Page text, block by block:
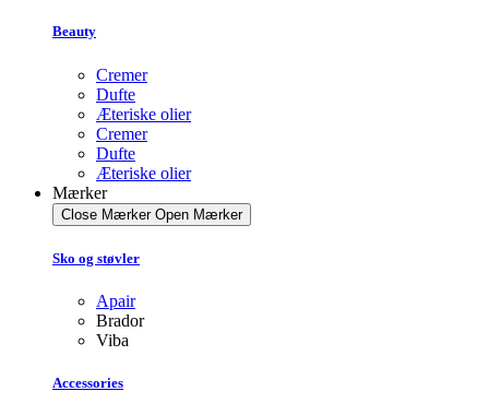
Beauty
Cremer
Dufte
Æteriske olier
Cremer
Dufte
Æteriske olier
Mærker
Close Mærker Open Mærker
Sko og støvler
Apair
Brador
Viba
Accessories